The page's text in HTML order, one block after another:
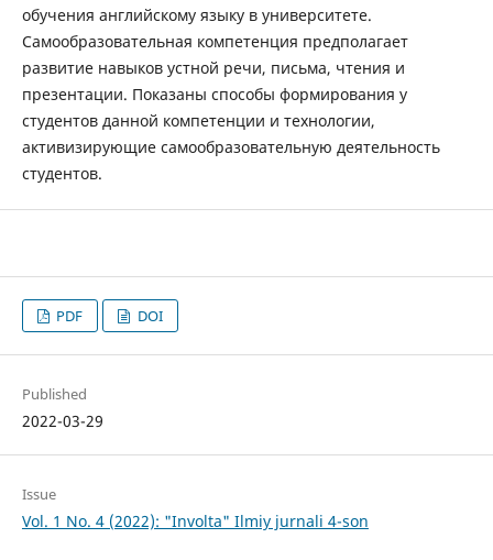
обучения английскому языку в университете.
Самообразовательная компетенция предполагает
развитие навыков устной речи, письма, чтения и
презентации. Показаны способы формирования у
студентов данной компетенции и технологии,
активизирующие самообразовательную деятельность
студентов.
PDF DOI
Published
2022-03-29
Issue
Vol. 1 No. 4 (2022): "Involta" Ilmiy jurnali 4-son